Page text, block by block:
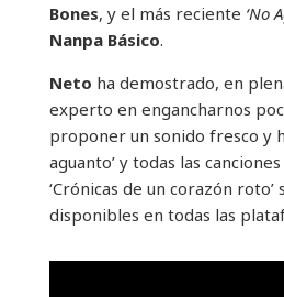
Bones, y el más reciente ‘No
Nanpa Básico.
Neto ha demostrado, en
experto en engancharnos
proponer un sonido fresco y
aguanto’ y todas las
‘Crónicas de un corazón roto’
disponibles en todas las